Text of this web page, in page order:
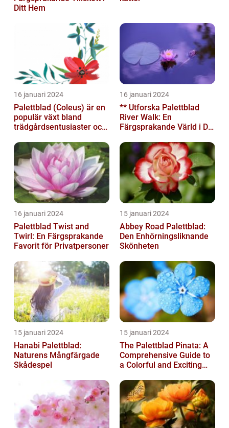
Ditt Hem
16 januari 2024
Palettblad (Coleus) är en
populär växt bland
trädgårdsentusiaster och
16 januari 2024
** Utforska Palettblad
River Walk: En
Färgsprakande Värld i Din
16 januari 2024
Palettblad Twist and
Twirl: En Färgsprakande
Favorit för Privatpersoner
15 januari 2024
Abbey Road Palettblad:
Den Enhörningsliknande
Skönheten
15 januari 2024
Hanabi Palettblad:
Naturens Mångfärgade
Skådespel
15 januari 2024
The Palettblad Pinata: A
Comprehensive Guide to
a Colorful and Exciting